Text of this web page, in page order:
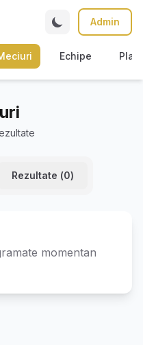
Admin
Echipe
Rezultate (0)
momentan